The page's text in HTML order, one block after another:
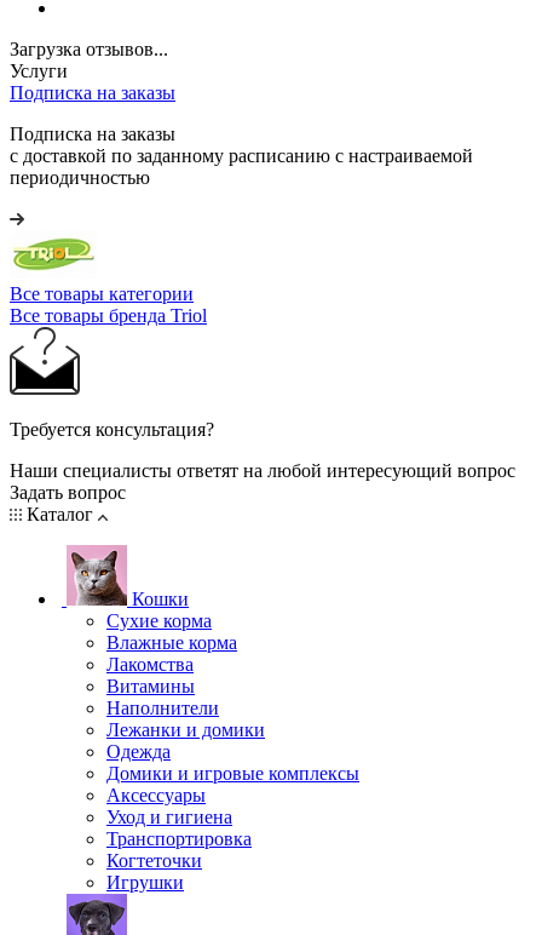
Загрузка отзывов...
Услуги
Подписка на заказы
Подписка на заказы
с доставкой по заданному расписанию с настраиваемой
периодичностью
Все товары категории
Все товары бренда Triol
Требуется консультация?
Наши специалисты ответят на любой интересующий вопрос
Задать вопрос
Каталог
Кошки
Сухие корма
Влажные корма
Лакомства
Витамины
Наполнители
Лежанки и домики
Одежда
Домики и игровые комплексы
Аксессуары
Уход и гигиена
Транспортировка
Когтеточки
Игрушки